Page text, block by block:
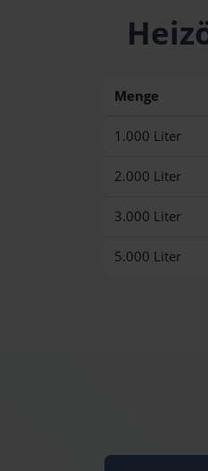
Menge
1.000 Liter
2.000 Liter
3.000 Liter
5.000 Liter